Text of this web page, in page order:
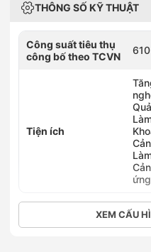
THÔNG SỐ KỸ THUẬT
Công suất tiêu thụ
công bố theo TCVN
Tiện ích
XEM CẤU